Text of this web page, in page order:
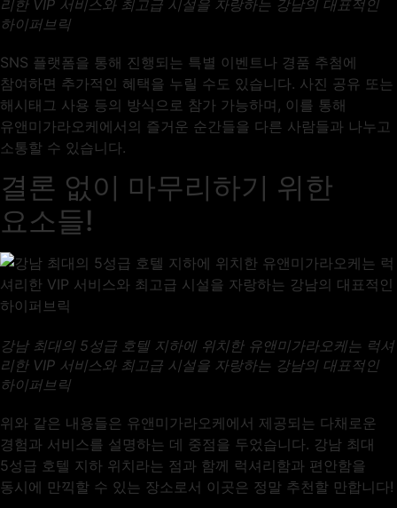
리한 VIP 서비스와 최고급 시설을 자랑하는 강남의 대표적인
하이퍼브릭
SNS 플랫폼을 통해 진행되는 특별 이벤트나 경품 추첨에
참여하면 추가적인 혜택을 누릴 수도 있습니다. 사진 공유 또는
해시태그 사용 등의 방식으로 참가 가능하며, 이를 통해
유앤미가라오케에서의 즐거운 순간들을 다른 사람들과 나누고
소통할 수 있습니다.
결론 없이 마무리하기 위한
요소들!
강남 최대의 5성급 호텔 지하에 위치한 유앤미가라오케는 럭셔
리한 VIP 서비스와 최고급 시설을 자랑하는 강남의 대표적인
하이퍼브릭
위와 같은 내용들은 유앤미가라오케에서 제공되는 다채로운
경험과 서비스를 설명하는 데 중점을 두었습니다. 강남 최대
5성급 호텔 지하 위치라는 점과 함께 럭셔리함과 편안함을
동시에 만끽할 수 있는 장소로서 이곳은 정말 추천할 만합니다!